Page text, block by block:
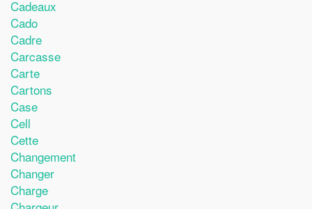
Cadeaux
Cado
Cadre
Carcasse
Carte
Cartons
Case
Cell
Cette
Changement
Changer
Charge